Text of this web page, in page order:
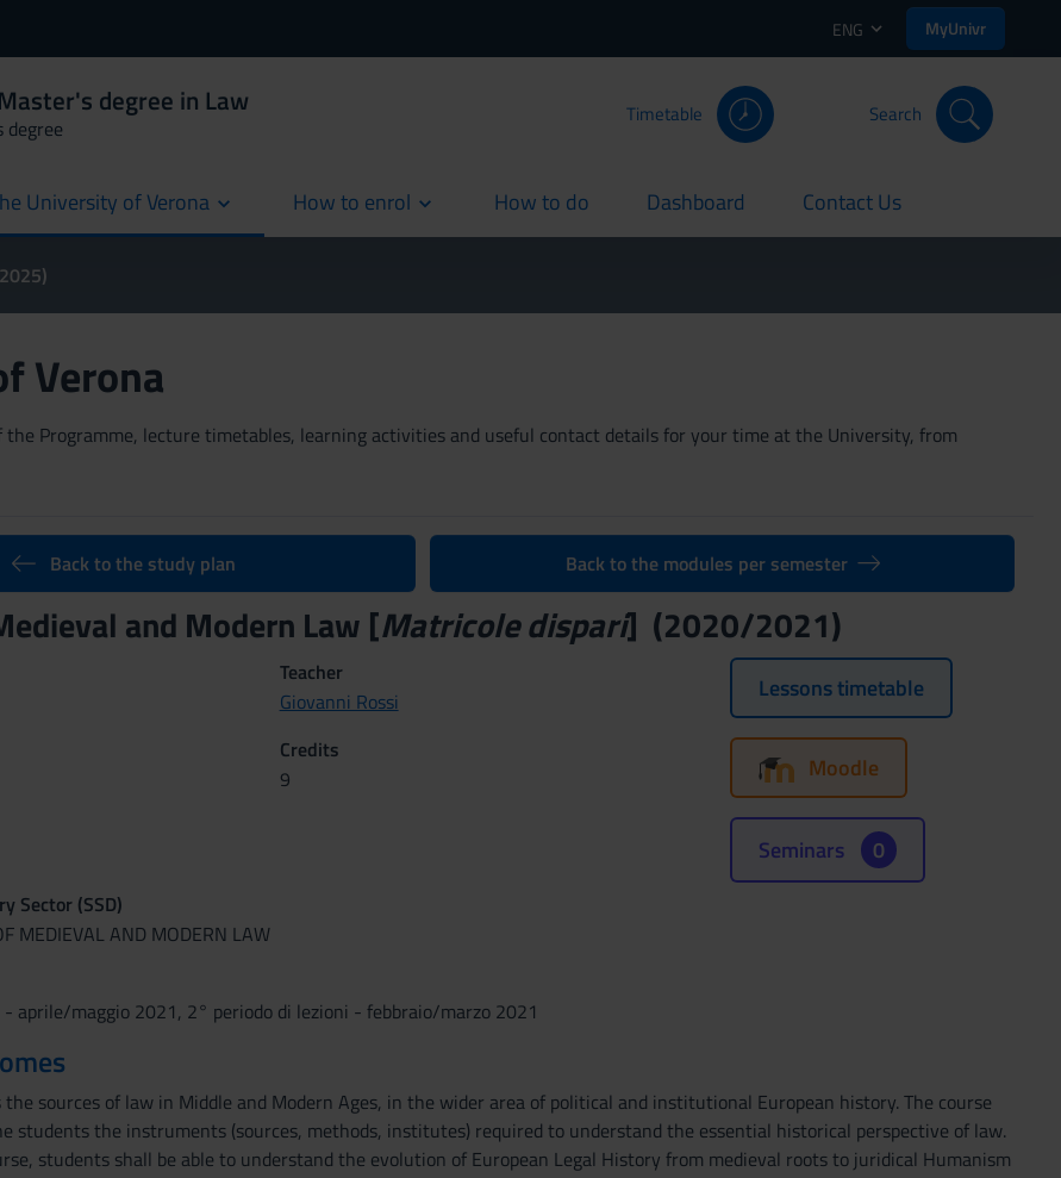
ENG MyUnivr
degree in Law
degree
Timetable Search
University of Verona How to enrol How to do
current Dashboard
current Contact Us
current
Verona
Programme, lecture timetables, learning activities and useful contact details for your time at the University, from
Back to the study plan Back to the modules per semester
and Modern Law [Matricole dispari] (2020/2021)
Teacher
Giovanni Rossi
Credits
9
Sector (SSD)
MEDIEVAL AND MODERN LAW
aprile/maggio 2021, 2° periodo di lezioni - febbraio/marzo 2021
Lessons timetable
Moodle
Seminars 0
the sources of law in Middle and Modern Ages, in the wider area of political and institutional European history. The course
students the instruments (sources, methods, institutes) required to understand the essential historical perspective of law.
students shall be able to understand the evolution of European Legal History from medieval roots to juridical Humanism